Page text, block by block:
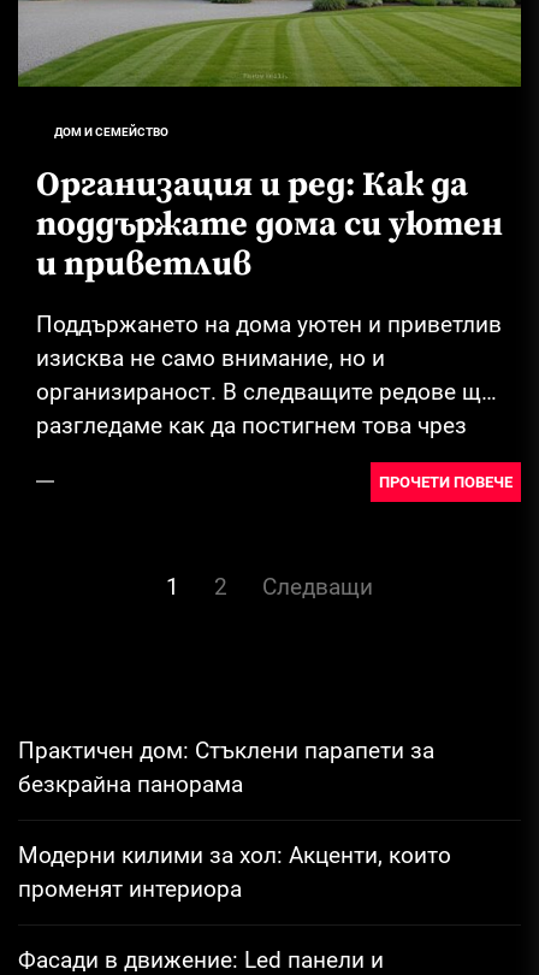
ДОМ И СЕМЕЙСТВО
Организация и ред: Как да
поддържате дома си уютен
и приветлив
Поддържането на дома уютен и приветлив
изисква не само внимание, но и
организираност. В следващите редове ще
разгледаме как да постигнем това чрез
ПРОЧЕТИ ПОВЕЧЕ
Разделяне
страници
1 2 Следващи
Практичен дом: Стъклени парапети за
безкрайна панорама
Модерни килими за хол: Акценти, които
променят интериора
Фасади в движение: Led панели и